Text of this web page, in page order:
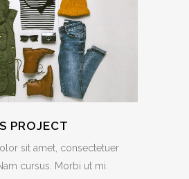
PROJECT
sit amet, consectetuer
cursus. Morbi ut mi.